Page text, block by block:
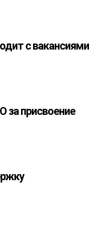
с вакансиями
за присвоение